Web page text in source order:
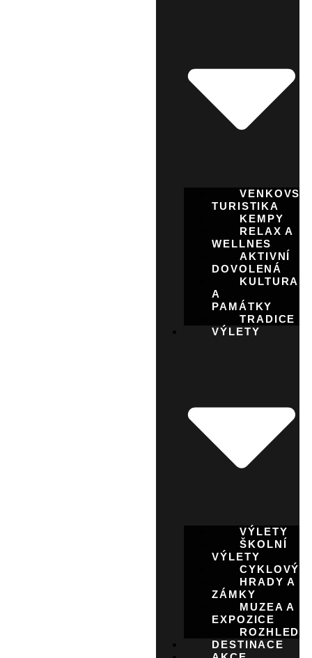
TURISTIKA
KEMPY
RELAX A
WELLNES
AKTIVNÍ
DOVOLENÁ
KULTURA
A
PAMÁTKY
TRADICE
VÝLETY
VÝLETY
ŠKOLNÍ
VÝLETY
HRADY A
ZÁMKY
MUZEA A
EXPOZICE
DESTINACE